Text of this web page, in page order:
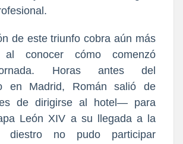
de este triunfo cobra aún más
al conocer cómo comenzó
Horas antes del
en Madrid, Román salió de
de dirigirse al hotel— para
León XIV a su llegada a la
diestro no pudo participar